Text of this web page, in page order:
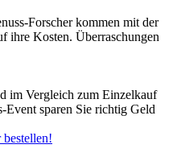
Forscher kommen mit der
ihre Kosten. Überraschungen
im Vergleich zum Einzelkauf
Event sparen Sie richtig Geld